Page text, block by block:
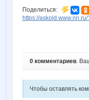
Поделиться:
https://
0 комментариев.
Чтобы оставлять